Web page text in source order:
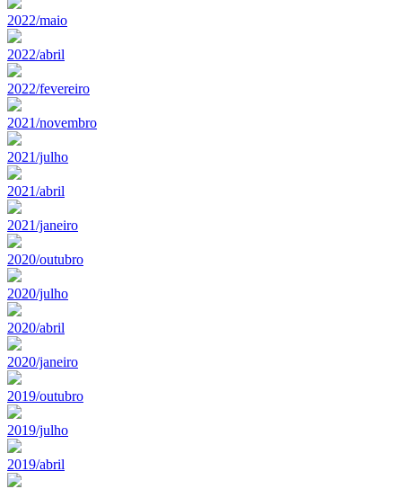
2022/maio
2022/abril
2022/fevereiro
2021/novembro
2021/julho
2021/abril
2021/janeiro
2020/outubro
2020/julho
2020/abril
2020/janeiro
2019/outubro
2019/julho
2019/abril